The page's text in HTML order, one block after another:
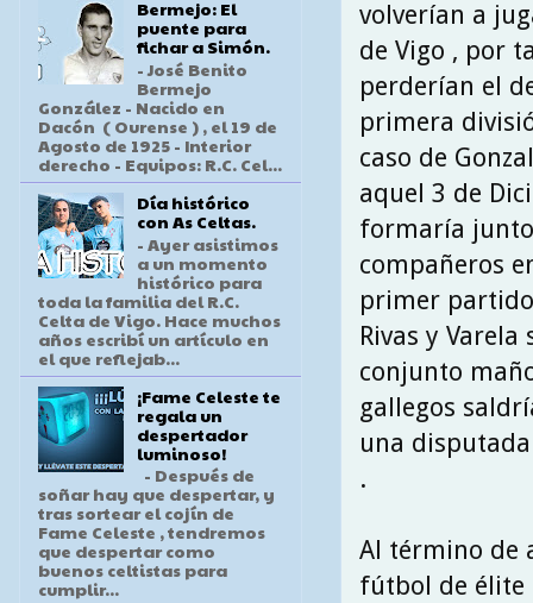
volverían a
de Vigo , por
perderían el
primera
caso de
aquel 3 de
formaría
compañeros
primer
Rivas y
conjunto
gallegos
una
.
Al término de
fútbol de élite
Bermejo: El
puente para
fichar a Simón.
- José Benito
Bermejo
González - Nacido en
Dacón ( Ourense ) , el 19 de
Agosto de 1925 - Interior
derecho - Equipos: R.C. Cel...
Día histórico
con As Celtas.
- Ayer asistimos
a un momento
histórico para
toda la familia del R.C.
Celta de Vigo. Hace muchos
años escribí un artículo en
el que reflejab...
¡Fame Celeste te
regala un
despertador
luminoso!
- Después de
soñar hay que despertar, y
tras sortear el cojín de
Fame Celeste , tendremos
que despertar como
buenos celtistas para
cumplir...